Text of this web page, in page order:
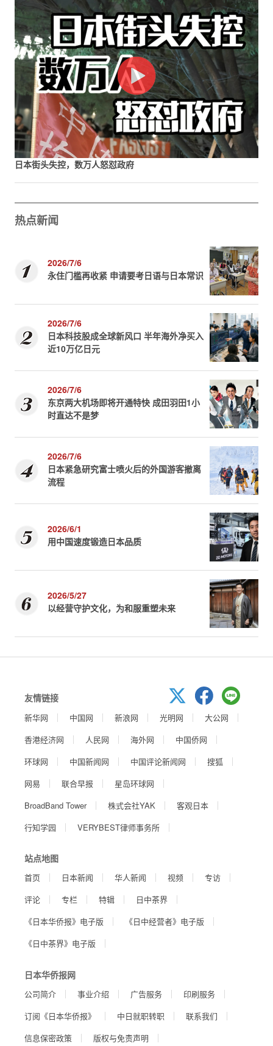
日本街头失控，数万人怒怼政府
热点新闻
2026/7/6
永住门槛再收紧 申请要考日语与日本常识
2026/7/6
日本科技股成全球新风口 半年海外净买入
近10万亿日元
2026/7/6
东京两大机场即将开通特快 成田羽田1小
时直达不是梦
2026/7/6
日本紧急研究富士喷火后的外国游客撤离
流程
2026/6/1
用中国速度锻造日本品质
2026/5/27
以经营守护文化，为和服重塑未来
友情链接
新华网 中国网 新浪网 光明网
大公网
香港经济网
人民网 海外网
中国侨网
环球网
中国新闻网 中国评论新闻网
搜狐
网易
联合早报
星岛环球网
BroadBand Tower
株式会社YAK
客观日本
行知学园
VERYBEST律师事务所
站点地图
首页 日本新闻 华人新闻 视频
专访
评论
专栏 特辑
日中茶界
《日本华侨报》电子版
《日中经营者》电子版
《日中茶界》电子版
日本华侨报网
公司简介 事业介绍 广告服务
印刷服务
订阅《日本华侨报》
中日就职转职
联系我们
信息保密政策
版权与免责声明